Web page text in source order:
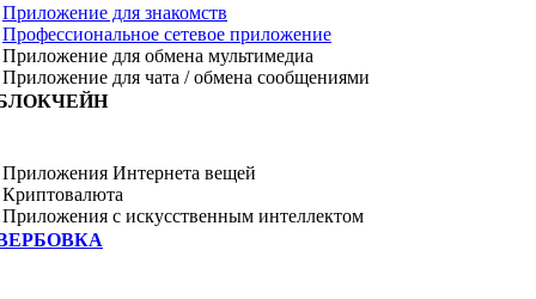
Приложение для знакомств
Профессиональное сетевое приложение
Приложение для обмена мультимедиа
Приложение для чата / обмена сообщениями
Приложения Интернета вещей
Криптовалюта
Приложения с искусственным интеллектом